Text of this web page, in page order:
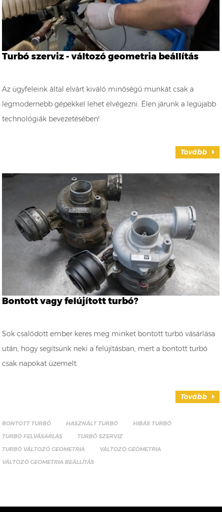
Turbó szerviz - változó geometria beállítás
Az ügyfeleink által elvárt kiváló minőségű munkát csak a
legmodernebb gépekkel lehet elvégezni. Élen járunk a legújabb
technológiák bevezetésében!
Tovább
Bontott vagy felújított turbó?
Sok csalódott ember keres meg minket bontott turbó vásárlása
után, hogy segítsünk neki a felújításban, mert a bontott turbó
csak napokat üzemelt.
Tovább
BONTOTT TURBÓ HASZNÁLT TURBÓ
HIBÁS TURBÓ
TURBÓ FELVÁSÁRLÁS
TURBÓ SZERVIZ
TURBÓ VÁLTOZÓ GEOMETRIA
VÁLTOZÓ GEOMETRIA
VÁLTOZÓ GEOMETRIA BEÁLLÍTÁS